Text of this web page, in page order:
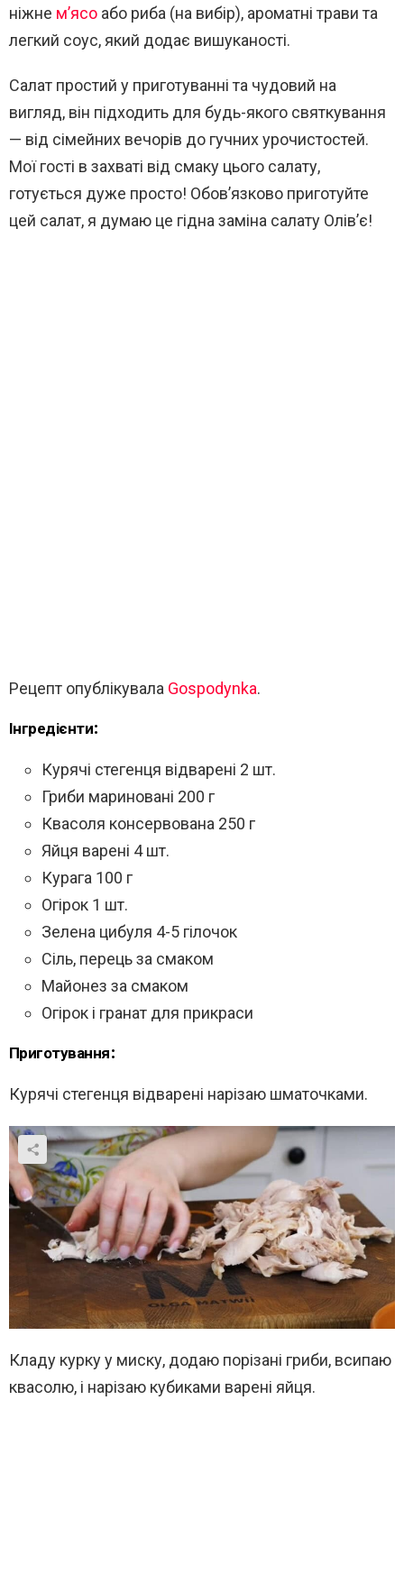
ніжне м’ясо або риба (на вибір), ароматні трави та
легкий соус, який додає вишуканості.
Салат простий у приготуванні та чудовий на
вигляд, він підходить для будь-якого святкування
— від сімейних вечорів до гучних урочистостей.
Мої гості в захваті від смаку цього салату,
готується дуже просто! Обов’язково приготуйте
цей салат, я думаю це гідна заміна салату Олів’є!
Рецепт опублікувала Gospodynka.
Інгредієнти:
Курячі стегенця відварені 2 шт.
Гриби мариновані 200 г
Квасоля консервована 250 г
Яйця варені 4 шт.
Курага 100 г
Огірок 1 шт.
Зелена цибуля 4-5 гілочок
Сіль, перець за смаком
Майонез за смаком
Огірок і гранат для прикраси
Приготування:
Курячі стегенця відварені нарізаю шматочками.
Кладу курку у миску, додаю порізані гриби, всипаю
квасолю, і нарізаю кубиками варені яйця.